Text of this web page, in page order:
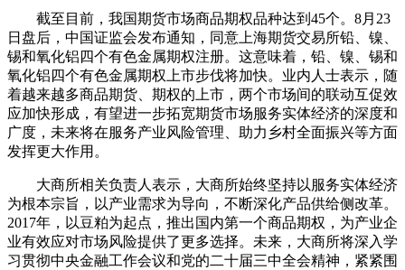
截至目前，我国期货市场商品期权品种达到45个。8月23
日盘后，中国证监会发布通知，同意上海期货交易所铅、镍、
锡和氧化铝四个有色金属期权注册。这意味着，铅、镍、锡和
氧化铝四个有色金属期权上市步伐将加快。业内人士表示，随
着越来越多商品期货、期权的上市，两个市场间的联动互促效
应加快形成，有望进一步拓宽期货市场服务实体经济的深度和
广度，未来将在服务产业风险管理、助力乡村全面振兴等方面
发挥更大作用。
大商所相关负责人表示，大商所始终坚持以服务实体经济
为根本宗旨，以产业需求为导向，不断深化产品供给侧改革。
2017年，以豆粕为起点，推出国内第一个商品期权，为产业企
业有效应对市场风险提供了更多选择。未来，大商所将深入学
习贯彻中央金融工作会议和党的二十届三中全会精神，紧紧围